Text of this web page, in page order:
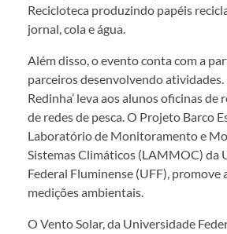
Recicloteca produzindo papéis
jornal, cola e água.
Além disso, o evento conta com a
parceiros desenvolvendo
Redinha’ leva aos alunos oficinas
de redes de pesca. O Projeto Barco
Laboratório de Monitoramento e
Sistemas Climáticos (LAMMOC) da
Federal Fluminense (UFF), promove
medições ambientais.
O Vento Solar, da Universidade